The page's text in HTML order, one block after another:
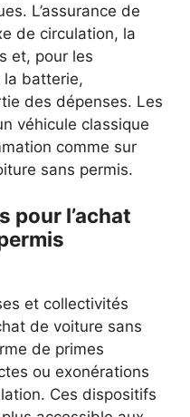
L’assurance de
de circulation, la
et, pour les
la batterie,
des dépenses. Les
véhicule classique
comme sur
sans permis.
pour l’achat
et collectivités
de voiture sans
de primes
ou exonérations
Ces dispositifs